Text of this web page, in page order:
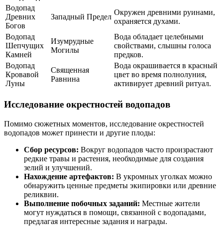
Водопад
Древних
Богов
Западный Предел
Окружен древними руинами,
охраняется духами.
Водопад
Шепчущих
Камней
Изумрудные
Могилы
Вода обладает целебными
свойствами, слышны голоса
предков.
Водопад
Кровавой
Луны
Священная
Равнина
Вода окрашивается в красный
цвет во время полнолуния,
активирует древний ритуал.
Исследование окрестностей водопадов
Помимо сюжетных моментов, исследование окрестностей
водопадов может принести и другие плоды:
Сбор ресурсов: Вокруг водопадов часто произрастают
редкие травы и растения, необходимые для создания
зелий и улучшений.
Нахождение артефактов: В укромных уголках можно
обнаружить ценные предметы экипировки или древние
реликвии.
Выполнение побочных заданий: Местные жители
могут нуждаться в помощи, связанной с водопадами,
предлагая интересные задания и награды.